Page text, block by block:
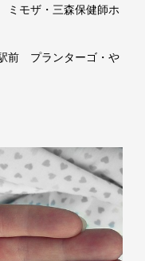
ミモザ・三森保健師ホ
前 プランターゴ・や